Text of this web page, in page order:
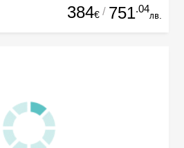
384€ / 751.04
лв.